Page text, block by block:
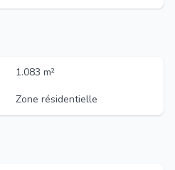
1.083 m²
Zone résidentielle